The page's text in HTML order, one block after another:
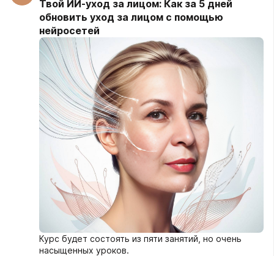
Твой ИИ-уход за лицом: Как за 5 дней
обновить уход за лицом с помощью
нейросетей
Курс будет состоять из пяти занятий, но очень
насыщенных уроков.